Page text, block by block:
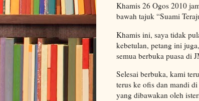
Khamis 26 Ogos 2010
bawah tajuk “Suami
Khamis ini, saya tidak
kebetulan, petang ini
semua berbuka puasa di
Selesai berbuka, kami
terus ke ofis dan mandi
yang dibawakan oleh